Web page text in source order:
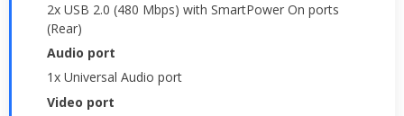
2x USB 2.0 (480 Mbps) with SmartPower On ports
(Rear)
Audio port
1x Universal Audio port
Video port